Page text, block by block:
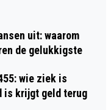
uit: waarom
de gelukkigste
wie ziek is
is krijgt geld terug